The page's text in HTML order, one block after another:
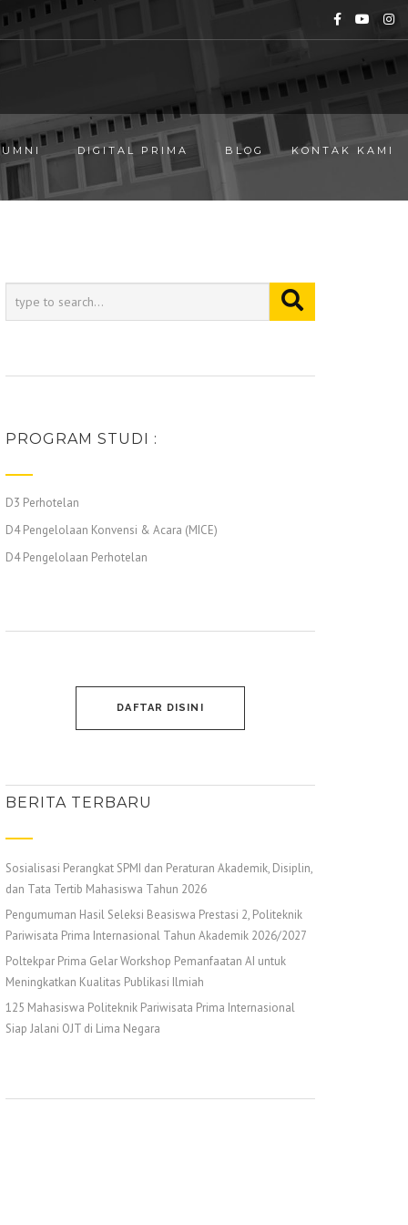
DIGITAL PRIMA BLOG KONTAK KAMI
PROGRAM STUDI :
D3 Perhotelan
D4 Pengelolaan Konvensi & Acara (MICE)
D4 Pengelolaan Perhotelan
DAFTAR DISINI
BERITA TERBARU
Sosialisasi Perangkat SPMI dan Peraturan Akademik, Disiplin,
dan Tata Tertib Mahasiswa Tahun 2026
Pengumuman Hasil Seleksi Beasiswa Prestasi 2, Politeknik
Pariwisata Prima Internasional Tahun Akademik 2026/2027
Poltekpar Prima Gelar Workshop Pemanfaatan AI untuk
Meningkatkan Kualitas Publikasi Ilmiah
125 Mahasiswa Politeknik Pariwisata Prima Internasional
Siap Jalani OJT di Lima Negara